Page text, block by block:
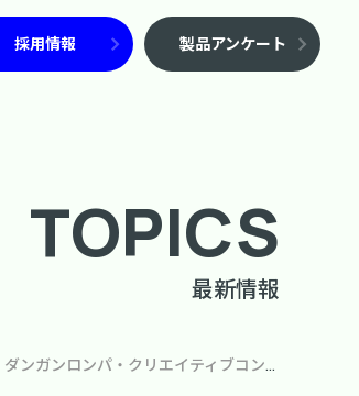
採用情報 製品アンケート
TOPICS
最新情報
ダンガンロンパ・クリエイティブコンテスト開催決定！ イラスト・コスプレ・クラフト・ぬり絵の4部門で、2026年6月1日から募集開始！